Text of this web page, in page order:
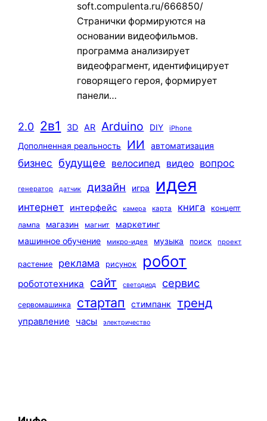
soft.compulenta.ru/666850/
Странички формируются на
основании видеофильмов.
программа анализирует
видеофрагмент, идентифицирует
говорящего героя, формирует
панели…
2.0 2в1 3D AR Arduino DIY iPhone
Дополненная реальность ИИ автоматизация
бизнес будущее велосипед видео вопрос
генератор датчик дизайн игра идея
интернет интерфейс камера карта книга
концепт
лампа
магазин магнит
маркетинг
машинное обучение
микро-идея музыка поиск проект
растение реклама рисунок робот
робототехника сайт светодиод сервис
сервомашинка стартап стимпанк тренд
управление часы электричество